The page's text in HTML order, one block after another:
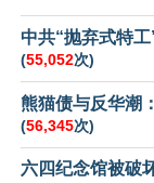
中共“抛弃式特
(55,052次)
熊猫债与反华潮
(56,345次)
六四纪念馆被破